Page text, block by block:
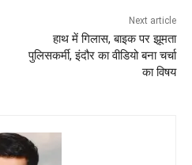
Next article
हाथ में गिलास, बाइक पर झूमता
पुलिसकर्मी, इंदौर का वीडियो बना चर्चा
का विषय